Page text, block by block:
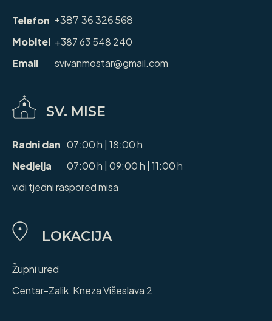
Telefon +387 36 326 568
Mobitel +387 63 548 240
Email
svivanmostar@gmail.com
SV. MISE
Radni dan 07:00 h | 18:00 h
Nedjelja
07:00 h | 09:00 h | 11:00 h
vidi tjedni raspored misa
LOKACIJA
Župni ured
Centar-Zalik, Kneza Višeslava 2